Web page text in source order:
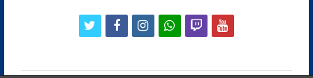
twitterfacebookinstagramwhatsapp
twitchyoutube